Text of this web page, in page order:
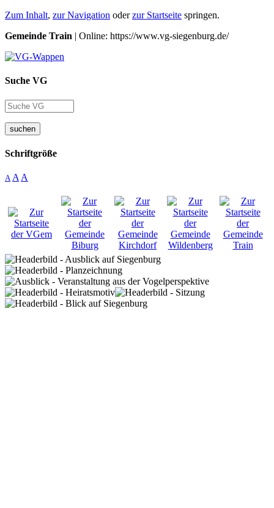
Zum Inhalt, zur Navigation oderzur Startseite springen.
Gemeinde Train | Online: https://www.vg-siegenburg.de/
Suche VG
suchen
Schriftgröße
A A A